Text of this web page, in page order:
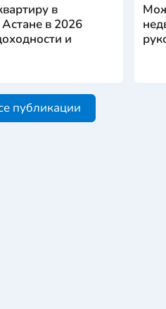
в
в 2026
и
публикации